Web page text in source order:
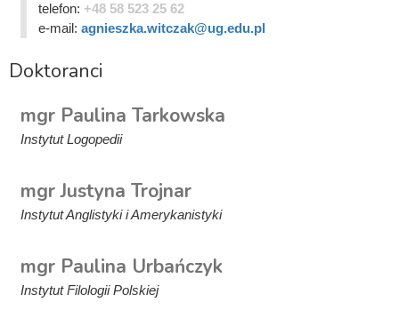
telefon: +48 58 523 25 62
e-mail: agnieszka.witczak@ug.edu.pl
Doktoranci
mgr Paulina Tarkowska
Instytut Logopedii
mgr Justyna Trojnar
Instytut Anglistyki i Amerykanistyki
mgr Paulina Urbańczyk
Instytut Filologii Polskiej